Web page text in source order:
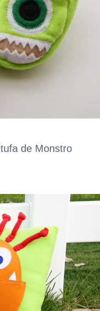
de Monstro